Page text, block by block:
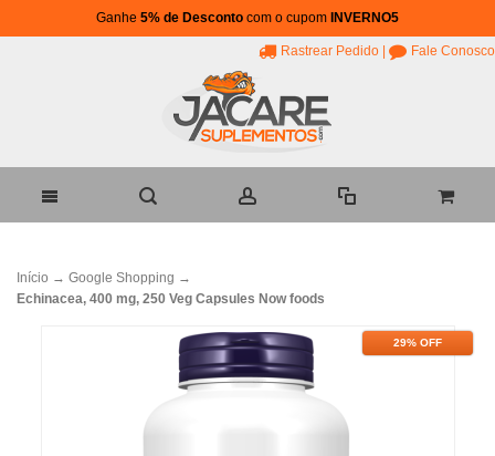
Ganhe 5% de Desconto com o cupom INVERNO5
Rastrear Pedido Fale Conosco
Início → Google Shopping →
Echinacea, 400 mg, 250 Veg Capsules Now foods
29% OFF